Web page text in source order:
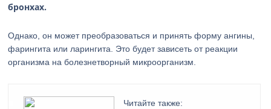
бронхах.
Однако, он может преобразоваться и принять форму ангины,
фарингита или ларингита. Это будет зависеть от реакции
организма на болезнетворный микроорганизм.
Читайте также: